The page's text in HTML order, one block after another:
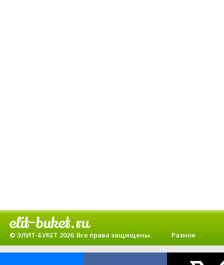
© ЭЛИТ-БУКЕТ 2026. Все права защищены. Разное